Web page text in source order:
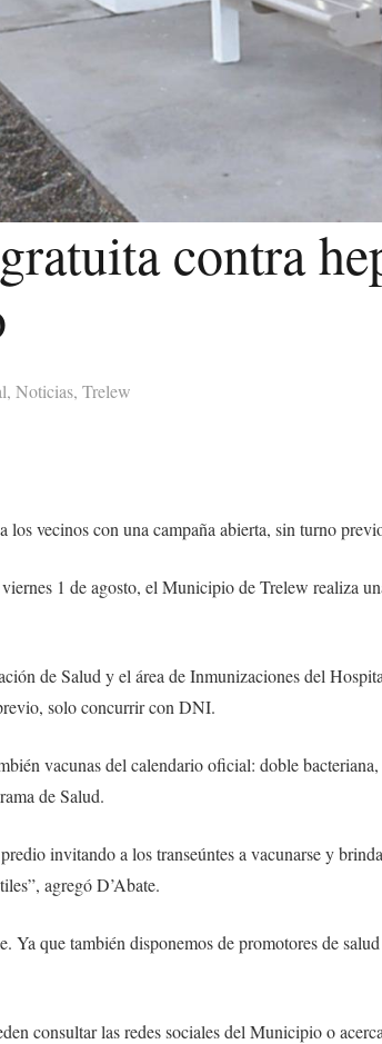
contra
, Noticias, Trelew
vecinos con una campaña abierta, sin turno
1 de agosto, el Municipio de Trelew realiza
de Salud y el área de Inmunizaciones del
solo concurrir con DNI.
vacunas del calendario oficial: doble
de Salud.
invitando a los transeúntes a vacunarse y
agregó D’Abate.
Ya que también disponemos de promotores de
consultar las redes sociales del Municipio o